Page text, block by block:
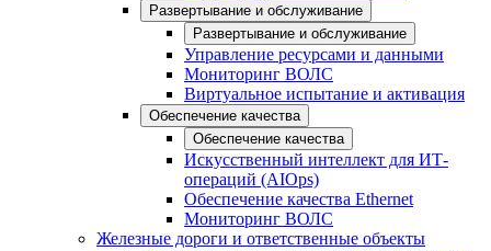
Развертывание и обслуживание
Развертывание и обслуживание
Управление ресурсами и данными
Мониторинг ВОЛС
Виртуальное испытание и активация
Обеспечение качества
Обеспечение качества
Искусственный интеллект для ИТ-
операций (AIOps)
Обеспечение качества Ethernet
Мониторинг ВОЛС
Железные дороги и ответственные объекты